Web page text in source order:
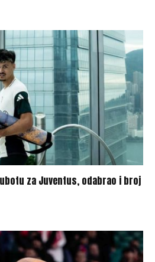
za Juventus, odabrao i broj